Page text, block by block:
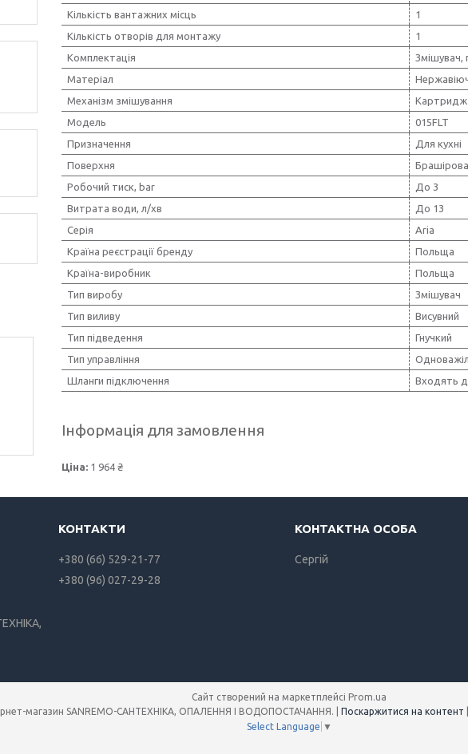
Кількість вантажних місць
1
Кількість отворів для монтажу
1
Комплектація
Змішувач,
Матеріал
Механізм змішування
Картридж
Мoдель
015FLT
Призначення
Для кухні
Поверхня
Робочий тиск, bar
До 3
Витрата води, л/хв
До 13
Серія
Aria
Країна реєстрації бренду
Польща
Країна-виробник
Польща
Тип виробу
Змішувач
Тип виливу
Висувний
Тип підведення
Гнучкий
Тип управління
Шланги підключення
Входять
Інформація для замовлення
Ціна: 1 964 ₴
+380 (66) 529-21-77
+380 (96) 027-29-28
Сергiй
Сайт створений на маркетплейсі Prom.ua
Поскаржитися на контент
Select Language ▼